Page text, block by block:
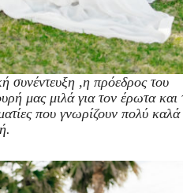
συνέντευξη ,η πρόεδρος του
μας μιλά για τον έρωτα και
που γνωρίζουν πολύ